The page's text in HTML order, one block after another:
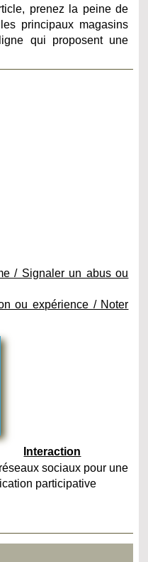
prenez la peine de
principaux magasins
qui proposent une
/ Signaler un abus ou
ou expérience / Noter
Interaction
sociaux pour une
participative